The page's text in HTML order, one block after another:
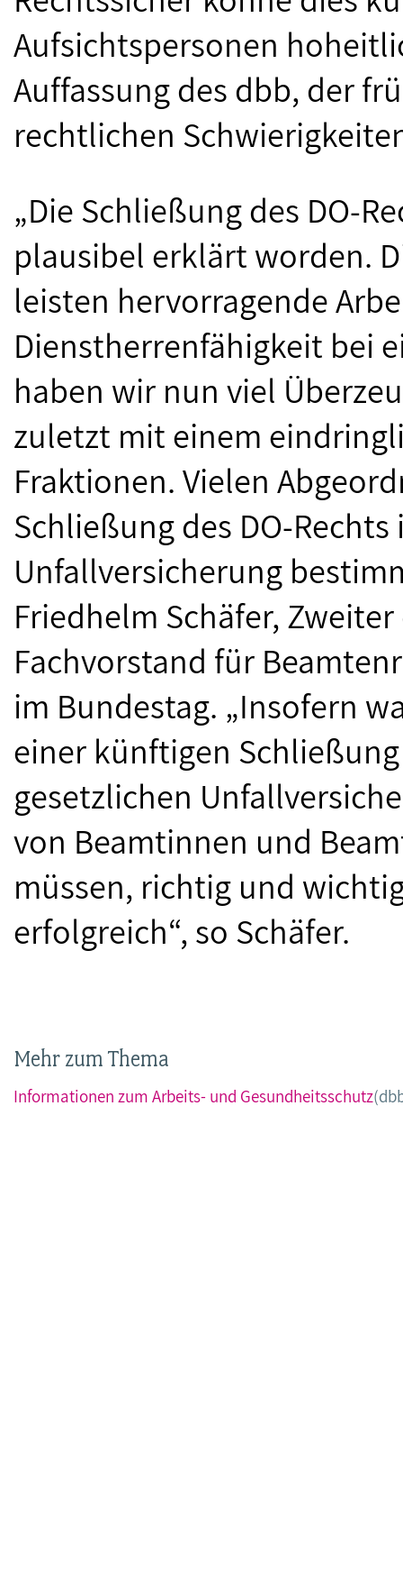
Aufsichtspersonen
Auffassung des dbb, der
rechtlichen
„Die Schließung des DO-
plausibel erklärt worden.
leisten hervorragende
Dienstherrenfähigkeit bei
haben wir nun viel
zuletzt mit einem
Fraktionen. Vielen
Schließung des DO-
Unfallversicherung
Friedhelm Schäfer,
Fachvorstand für
im Bundestag. „Insofern
einer künftigen
gesetzlichen
von Beamtinnen und
müssen, richtig und
erfolgreich“, so Schäfer.
Mehr zum Thema
Informationen zum Arbeits- und Gesundheitsschutz